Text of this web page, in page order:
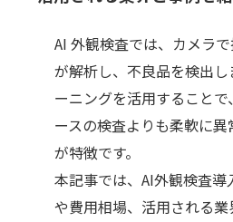
AI 外観検査では、カメラ
が解析し、不良品を検出し
ーニングを活用すること
ースの検査よりも柔軟に
が特徴です。
本記事では、AI外観検査導
や費用相場、活用される